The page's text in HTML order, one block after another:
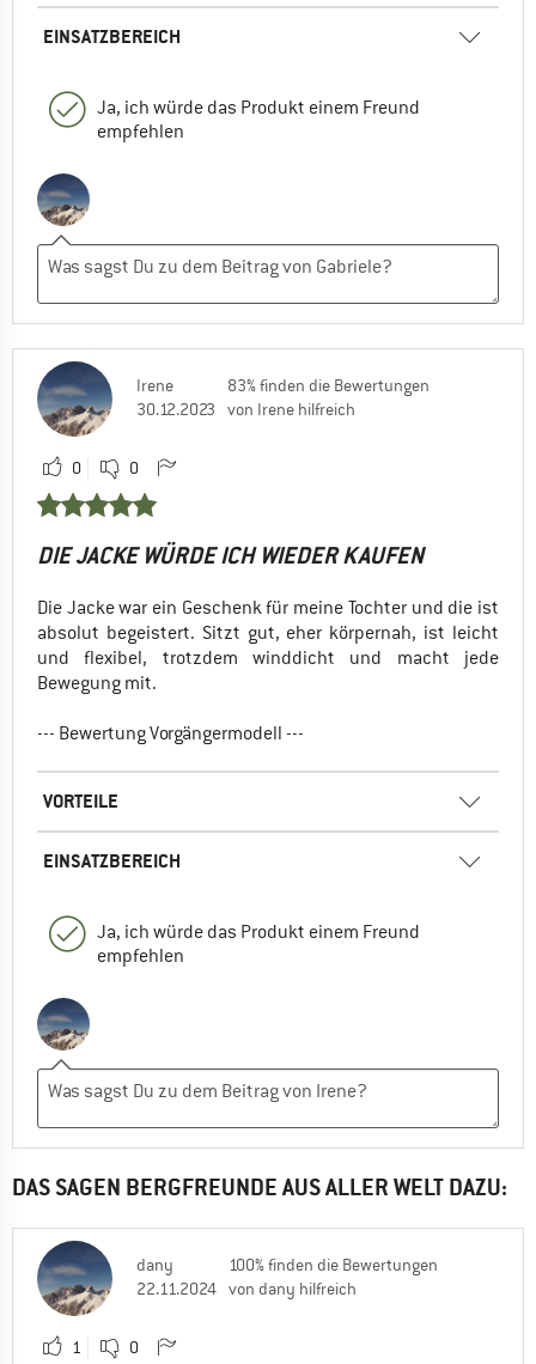
EINSATZBEREICH
Ja, ich würde das Produkt einem Freund
empfehlen
Irene
30.12.2023
83% finden die Bewertungen
von Irene hilfreich
0 0
DIE JACKE WÜRDE ICH WIEDER KAUFEN
Die Jacke war ein Geschenk für meine Tochter und die ist
absolut begeistert. Sitzt gut, eher körpernah, ist leicht
und flexibel, trotzdem winddicht und macht jede
Bewegung mit.
--- Bewertung Vorgängermodell ---
VORTEILE
EINSATZBEREICH
Ja, ich würde das Produkt einem Freund
empfehlen
DAS SAGEN BERGFREUNDE AUS ALLER WELT DAZU:
dany
22.11.2024
100% finden die Bewertungen
von dany hilfreich
1 0